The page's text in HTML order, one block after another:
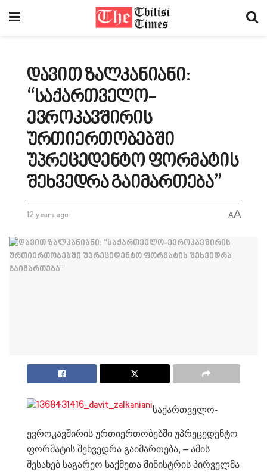
დავით ზალკანიანი:
“საქართველო-
ევროკავშირის
ურთიერთობებში
უპრეცედენტო ფორმატის
შეხვედრა გაიმართება”
12 years ago AA
საქართველო-
ევროკავშირის ურთიერთობებში უპრეცედენტო
ფორმატის შეხვედრა გაიმართება, – ამის
შესახებ საგარეო საქმეთა მინისტრის პირველმა